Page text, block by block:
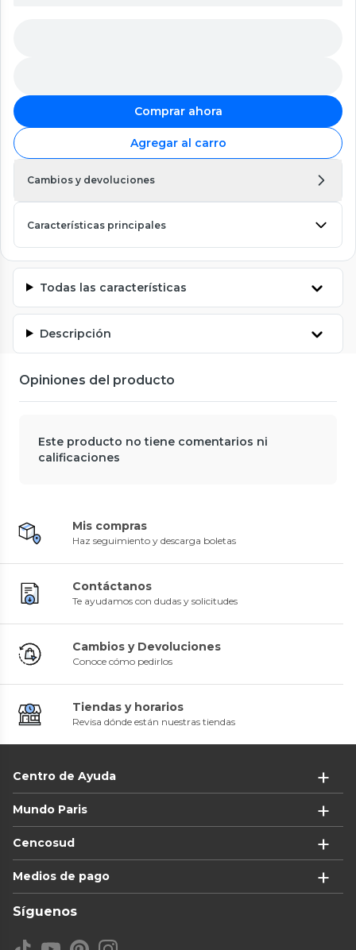
Comprar ahora
Agregar al carro
Cambios y devoluciones
Características principales
Todas las características
Descripción
Opiniones del producto
Este producto no tiene comentarios ni
calificaciones
Mis compras
Haz seguimiento y descarga boletas
Contáctanos
Te ayudamos con dudas y solicitudes
Cambios y Devoluciones
Conoce cómo pedirlos
Tiendas y horarios
Revisa dónde están nuestras tiendas
Centro de Ayuda
Mundo Paris
Cencosud
Medios de pago
Síguenos